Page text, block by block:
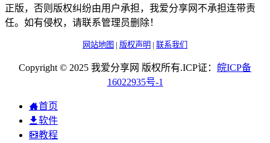
正版，否则版权纠纷由用户承担，我爱分享网不承担连带责
任。如有侵权，请联系管理员删除！
网站地图 | 版权声明 | 联系我们
Copyright © 2025 我爱分享网 版权所有.ICP证： 皖ICP备
16022935号-1
首页
软件
教程